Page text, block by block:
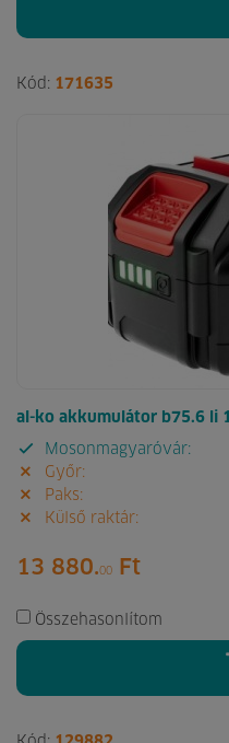
Kód: 171635
al-ko akkumulátor b75.6 li
Mosonmagyaróvár:
Győr:
Paks:
Külső raktár:
13 880.00 Ft
Összehasonlítom